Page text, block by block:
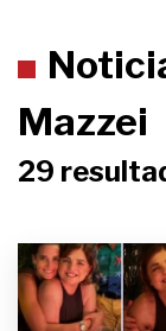
Mazzei
29